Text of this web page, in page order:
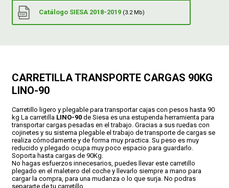
Catálogo SIESA 2018-2019 (3.2 Mb)
CARRETILLA TRANSPORTE CARGAS 90KG
LINO-90
Carretillo ligero y plegable para transportar cajas con pesos hasta 90
kg La carretilla LINO-90 de Siesa es una estupenda herramienta para
transportar cargas pesadas en el trabajo. Gracias a sus ruedas con
cojinetes y su sistema plegable el trabajo de transporte de cargas se
realiza cómodamente y de forma muy practica. Su peso es muy
reducido y plegado ocupa muy poco espacio para guardarlo.
Soporta hasta cargas de 90Kg.
No hagas esfuerzos innecesarios, puedes llevar este carretillo
plegado en el maletero del coche y llevarlo siempre a mano para
cargar la compra, para una mudanza o lo que surja. No podras
separarte de tu carretillo.
GUÍAS
CONDICIONES